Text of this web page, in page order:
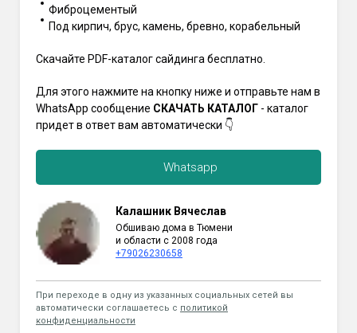
Фиброцементый
Под кирпич, брус, камень, бревно, корабельный
Скачайте PDF-каталог сайдинга бесплатно.
Для этого нажмите на кнопку ниже и отправьте нам в
WhatsApp сообщение СКАЧАТЬ КАТАЛОГ - каталог
придет в ответ вам автоматически 👇
Whatsapp
Калашник Вячеслав
Обшиваю дома в Тюмени
и области с 2008 года
+79026230658
При переходе в одну из указанных социальных сетей вы
автоматически соглашаетесь с политикой
конфиденциальности